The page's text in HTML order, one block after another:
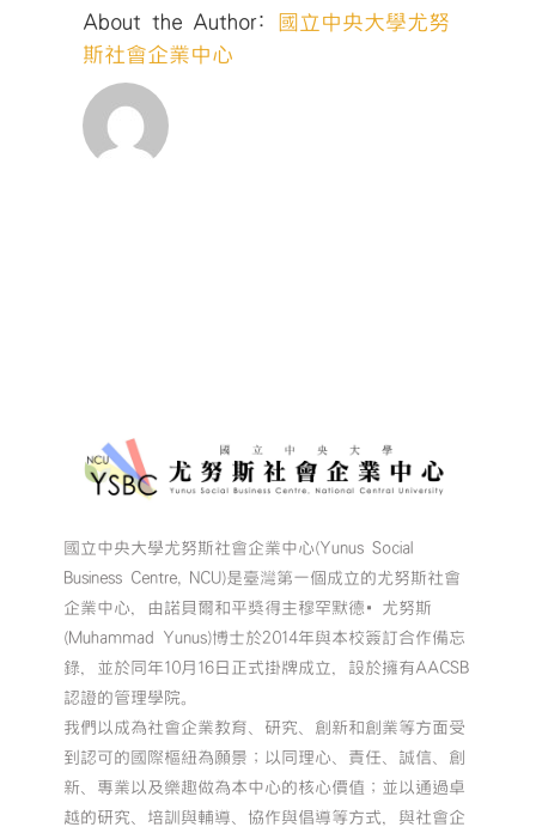
About the Author:
國立中央大學尤努
斯社會企業中心
國立中央大學尤努斯社會企業中心(Yunus Social
Business Centre, NCU)是臺灣第一個成立的尤努斯社會
企業中心，由諾貝爾和平獎得主穆罕默德•尤努斯
(Muhammad Yunus)博士於2014年與本校簽訂合作備忘
錄，並於同年10月16日正式掛牌成立，設於擁有AACSB
認證的管理學院。
我們以成為社會企業教育、研究、創新和創業等方面受
到認可的國際樞紐為願景；以同理心、責任、誠信、創
新、專業以及樂趣做為本中心的核心價值；並以通過卓
越的研究、培訓與輔導、協作與倡導等方式，與社會企